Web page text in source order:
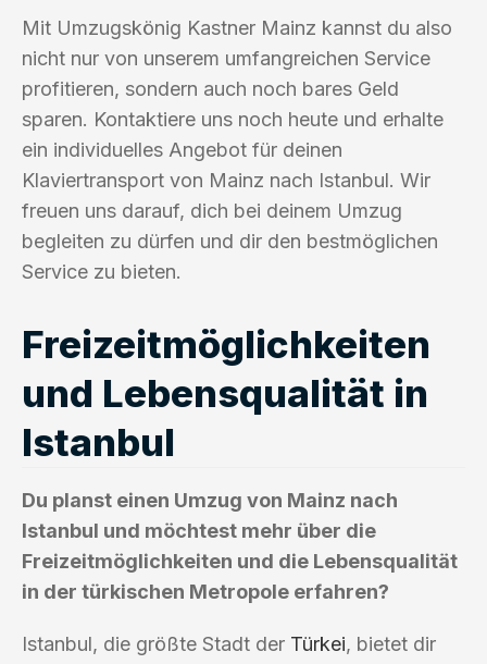
Mit Umzugskönig Kastner Mainz kannst du also
nicht nur von unserem umfangreichen Service
profitieren, sondern auch noch bares Geld
sparen. Kontaktiere uns noch heute und erhalte
ein individuelles Angebot für deinen
Klaviertransport von Mainz nach Istanbul. Wir
freuen uns darauf, dich bei deinem Umzug
begleiten zu dürfen und dir den bestmöglichen
Service zu bieten.
Freizeitmöglichkeiten
und Lebensqualität in
Istanbul
Du planst einen Umzug von Mainz nach
Istanbul und möchtest mehr über die
Freizeitmöglichkeiten und die Lebensqualität
in der türkischen Metropole erfahren?
Istanbul, die größte Stadt der Türkei, bietet dir